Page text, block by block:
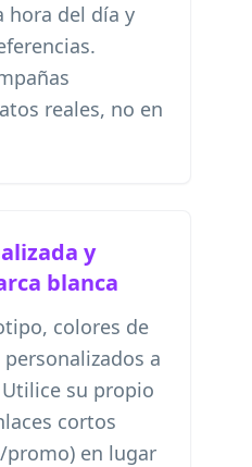
hora del día y
reales, no en
y
blanca
colores de
a
su propio
cortos
en lugar